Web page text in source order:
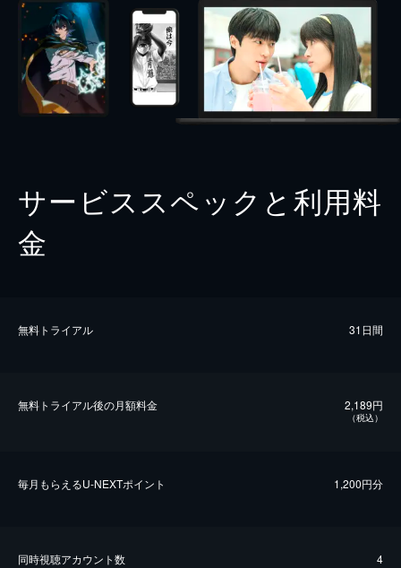
サービススペックと利用料
金
無料トライアル 31日間
無料トライアル後の⽉額料金 2,189円
（税込）
毎⽉もらえるU-NEXTポイント 1,200円分
同時視聴アカウント数 4